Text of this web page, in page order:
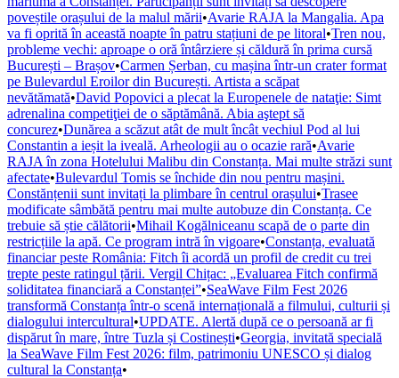
poveștile orașului de la malul mării•Avarie RAJA la Mangalia. Apa
va fi oprită în această noapte în patru stațiuni de pe litoral•Tren nou,
probleme vechi: aproape o oră întârziere și căldură în prima cursă
București – Brașov•Carmen Șerban, cu mașina într-un crater format
pe Bulevardul Eroilor din București. Artista a scăpat
nevătămată•David Popovici a plecat la Europenele de nataţie: Simt
adrenalina competiţiei de o săptămână. Abia aştept să
concurez•Dunărea a scăzut atât de mult încât vechiul Pod al lui
Constantin a ieșit la iveală. Arheologii au o ocazie rară•Avarie
RAJA în zona Hotelului Malibu din Constanța. Mai multe străzi sunt
afectate•Bulevardul Tomis se închide din nou pentru mașini.
Constănțenii sunt invitați la plimbare în centrul orașului•Trasee
modificate sâmbătă pentru mai multe autobuze din Constanța. Ce
trebuie să știe călătorii•Mihail Kogălniceanu scapă de o parte din
restricțiile la apă. Ce program intră în vigoare•Constanța, evaluată
financiar peste România: Fitch îi acordă un profil de credit cu trei
trepte peste ratingul țării. Vergil Chițac: „Evaluarea Fitch confirmă
soliditatea financiară a Constanței”•SeaWave Film Fest 2026
transformă Constanța într-o scenă internațională a filmului, culturii și
dialogului intercultural•UPDATE. Alertă după ce o persoană ar fi
dispărut în mare, între Tuzla și Costinești•Georgia, invitată specială
la SeaWave Film Fest 2026: film, patrimoniu UNESCO și dialog
cultural la Constanța•